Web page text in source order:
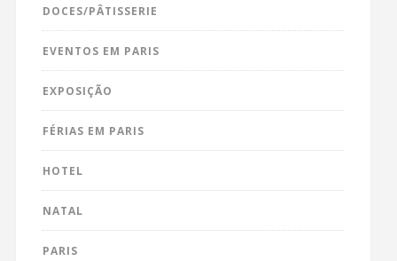
DOCES/PÂTISSERIE
EVENTOS EM PARIS
EXPOSIÇÃO
FÉRIAS EM PARIS
HOTEL
NATAL
PARIS